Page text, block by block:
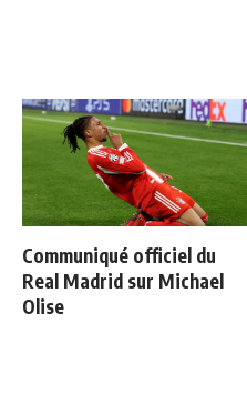
Communiqué officiel du
Real Madrid sur Michael
Olise